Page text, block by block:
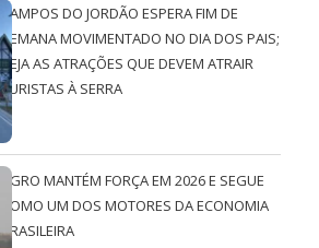
CAMPOS DO JORDÃO ESPERA FIM DE
SEMANA MOVIMENTADO NO DIA DOS PAIS;
VEJA AS ATRAÇÕES QUE DEVEM ATRAIR
TURISTAS À SERRA
AGRO MANTÉM FORÇA EM 2026 E SEGUE
COMO UM DOS MOTORES DA ECONOMIA
BRASILEIRA